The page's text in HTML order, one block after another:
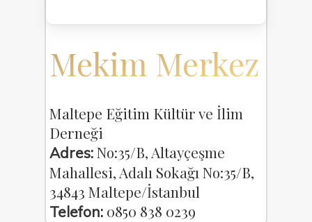
Mekim Merkez
Maltepe Eğitim Kültür ve İlim
Derneği
Adres:No:35/B, Altayçeşme
Mahallesi, Adalı Sokağı No:35/B,
34843 Maltepe/İstanbul
Telefon:0850 838 0239